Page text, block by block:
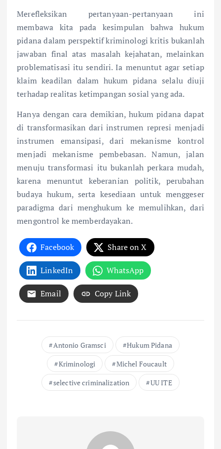
Merefleksikan pertanyaan-pertanyaan ini
membawa kita pada kesimpulan bahwa hukum
pidana dalam perspektif kriminologi kritis bukanlah
jawaban final atas masalah kejahatan, melainkan
problematisasi itu sendiri. Ia menuntut agar setiap
klaim keadilan dalam hukum pidana selalu diuji
terhadap realitas ketimpangan sosial yang ada.
Hanya dengan cara demikian, hukum pidana dapat
di transformasikan dari instrumen represi menjadi
instrumen emansipasi, dari mekanisme kontrol
menjadi mekanisme pembebasan. Namun, jalan
menuju transformasi itu bukanlah perkara mudah,
karena menuntut keberanian politik, perubahan
budaya hukum, serta kesediaan untuk menggeser
paradigma dari menghukum ke memulihkan, dari
mengontrol ke memberdayakan.
Facebook Share on X
LinkedIn WhatsApp
Email Copy Link
Antonio Gramsci
Hukum Pidana
Kriminologi
Michel Foucault
selective criminalization
UU ITE